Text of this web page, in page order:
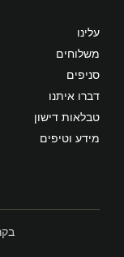
עלינו
משלוחים
סניפים
דברו איתנו
טבלאות דישון
מידע וטיפים